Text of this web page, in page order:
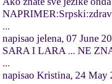
...
napisao jelena, 07 June
SARA I LARA ... NE
...
napisao Kristina, 24 May